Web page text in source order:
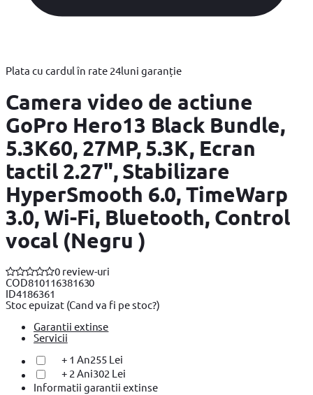
Plata cu cardul în rate 24luni garanție
Camera video de actiune
GoPro Hero13 Black Bundle,
5.3K60, 27MP, 5.3K, Ecran
tactil 2.27", Stabilizare
HyperSmooth 6.0, TimeWarp
3.0, Wi-Fi, Bluetooth, Control
vocal (Negru )
0 review-uri
COD810116381630
ID4186361
Stoc epuizat (Cand va fi pe stoc?)
Garantii extinse
Servicii
+ 1 An255 Lei
+ 2 Ani302 Lei
Informatii garantii extinse